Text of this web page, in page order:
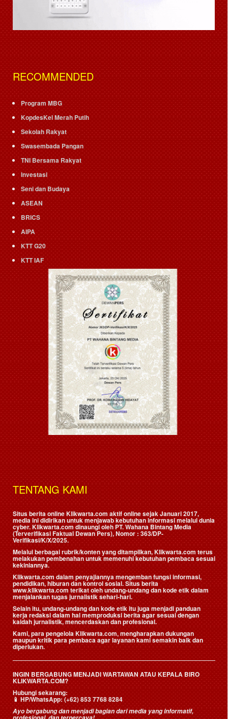
RECOMMENDED
Program MBG
KopdesKel Merah Putih
Sekolah Rakyat
Swasembada Pangan
TNI Bersama Rakyat
Investasi
Seni dan Budaya
ASEAN
BRICS
AIPA
KTT G20
KTT IAF
TENTANG KAMI
Situs berita online Klikwarta.com aktif online sejak Januari 2017,
media ini didirikan untuk menjawab kebutuhan informasi melalui dunia
cyber. Klikwarta.com dinaungi oleh PT. Wahana Bintang Media
(Terverifikasi Faktual Dewan Pers), Nomor : 363/DP-
Verifikasi/K/X/2025.
Melalui berbagai rubrik/konten yang ditampilkan, Klikwarta.com terus
melakukan pembenahan untuk memenuhi kebutuhan pembaca sesuai
kekiniannya.
Klikwarta.com dalam penyajiannya mengemban fungsi informasi,
pendidikan, hiburan dan kontrol sosial. Situs berita
www.klikwarta.com terikat oleh undang-undang dan kode etik dalam
menjalankan tugas jurnalistik sehari-hari.
Selain itu, undang-undang dan kode etik itu juga menjadi panduan
kerja redaksi dalam hal memproduksi berita agar sesuai dengan
kaidah jurnalistik, mencerdaskan dan profesional.
Kami, para pengelola Klikwarta.com, mengharapkan dukungan
maupun kritik para pembaca agar layanan kami semakin baik dan
diperlukan.
INGIN BERGABUNG MENJADI WARTAWAN ATAU KEPALA BIRO
KLIKWARTA.COM?
Hubungi sekarang:
📱HP/WhatsApp:(+62) 853 7768 8284
Ayo bergabung dan menjadi bagian dari media yang informatif,